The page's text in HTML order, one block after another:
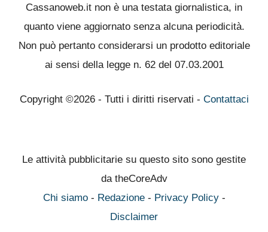
Cassanoweb.it non è una testata giornalistica, in
quanto viene aggiornato senza alcuna periodicità.
Non può pertanto considerarsi un prodotto editoriale
ai sensi della legge n. 62 del 07.03.2001
Copyright ©2026 - Tutti i diritti riservati - Contattaci
Le attività pubblicitarie su questo sito sono gestite
da theCoreAdv
Chi siamo- Redazione- Privacy Policy-
Disclaimer